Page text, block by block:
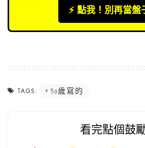
⚡️ 點我！別再當盤
TAGS: 30歲寫的
看完點個鼓